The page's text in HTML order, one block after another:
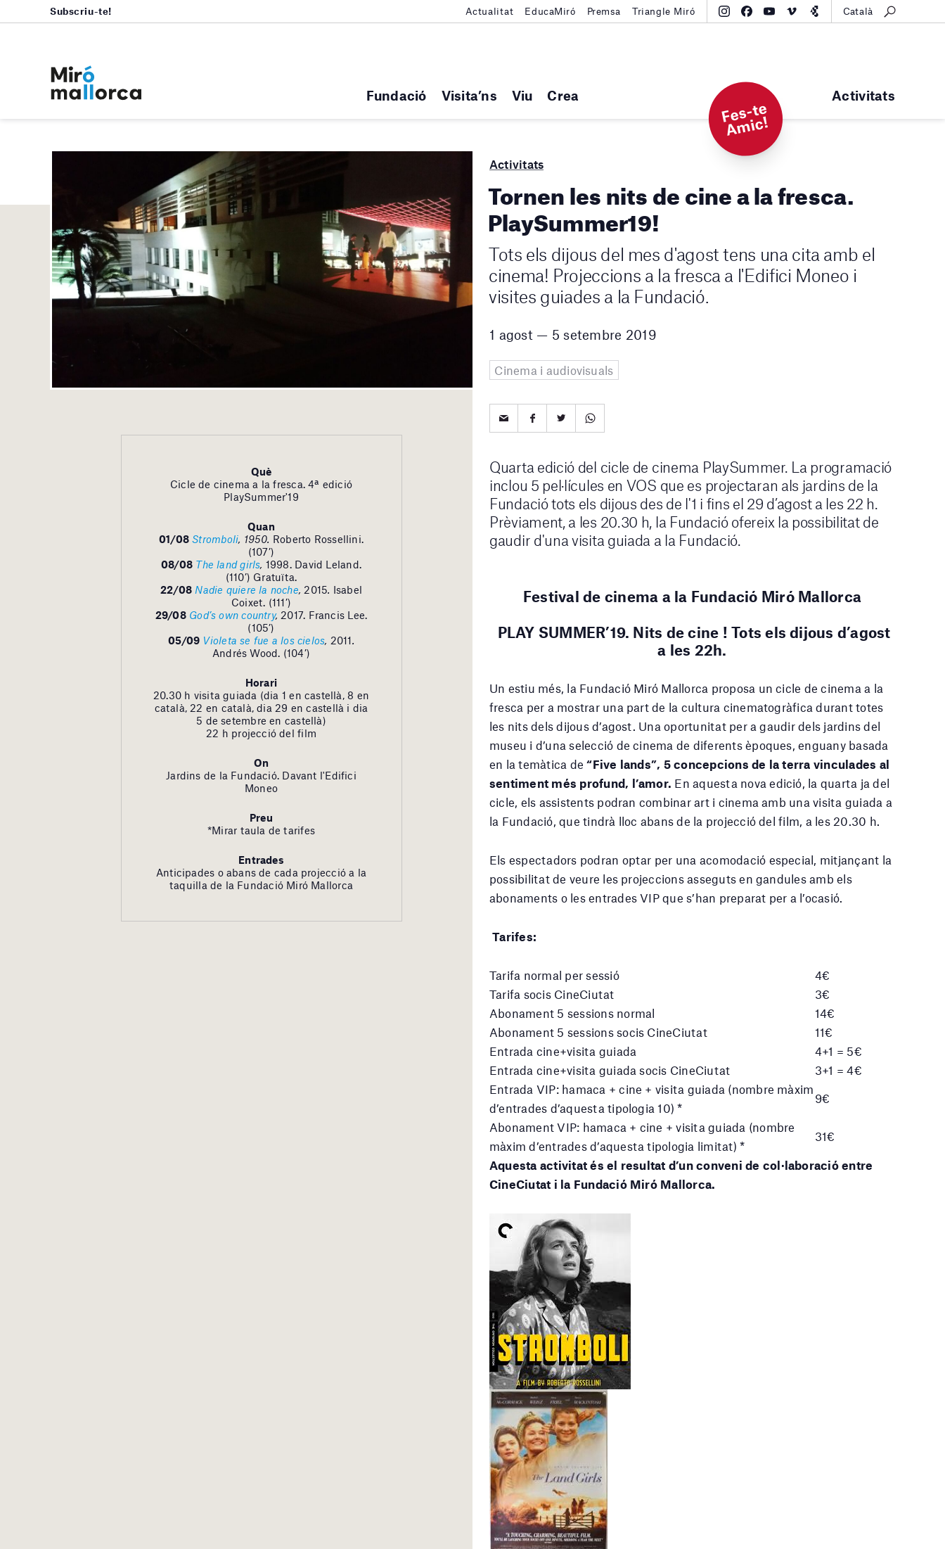
Fundació Visita’ns Viu Crea Activitats
Subscriu-te! Actualitat EducaMiró Premsa Triangle Miró Català
F
e
s-t
e
A
mi
c!
Què
Cicle de cinema a la fresca. 4ª edició
PlaySummer'19
Quan
01/08 Stromboli, 1950. Roberto Rossellini.
(107’)
08/08 The land girls, 1998. David Leland.
(110’) Gratuïta.
22/08 Nadie quiere la noche, 2015. Isabel
Coixet. (111’)
29/08 God’s own country, 2017. Francis Lee.
(105’)
05/09 Violeta se fue a los cielos, 2011.
Andrés Wood. (104’)
Horari
20.30 h visita guiada (dia 1 en castellà, 8 en
català, 22 en català, dia 29 en castellà i dia
5 de setembre en castellà)
22 h projecció del film
On
Jardins de la Fundació. Davant l'Edifici
Moneo
Preu
*Mirar taula de tarifes
Entrades
Anticipades o abans de cada projecció a la
taquilla de la Fundació Miró Mallorca
Activitats
Tornen les nits de cine a la fresca.
PlaySummer19!
Tots els dijous del mes d'agost tens una cita amb el
cinema! Projeccions a la fresca a l'Edifici Moneo i
visites guiades a la Fundació.
1 agost — 5 setembre 2019
Cinema i audiovisuals
Quarta edició del cicle de cinema PlaySummer. La programació
inclou 5 pel·lícules en VOS que es projectaran als jardins de la
Fundació tots els dijous des de l'1 i fins el 29 d’agost a les 22 h.
Prèviament, a les 20.30 h, la Fundació ofereix la possibilitat de
gaudir d'una visita guiada a la Fundació.
Festival de cinema a la Fundació Miró Mallorca
PLAY SUMMER’19. Nits de cine ! Tots els dijous d’agost
a les 22h.
Un estiu més, la Fundació Miró Mallorca proposa un cicle de cinema a la
fresca per a mostrar una part de la cultura cinematogràfica durant totes
les nits dels dijous d’agost. Una oportunitat per a gaudir dels jardins del
museu i d’una selecció de cinema de diferents èpoques, enguany basada
en la temàtica de“Five lands”, 5 concepcions de la terra vinculades al
sentiment més profund, l’amor. En aquesta nova edició, la quarta ja del
cicle, els assistents podran combinar art i cinema amb una visita guiada a
la Fundació, que tindrà lloc abans de la projecció del film, a les 20.30 h.
Els espectadors podran optar per una acomodació especial, mitjançant la
possibilitat de veure les projeccions asseguts en gandules amb els
abonaments o les entrades VIP que s’han preparat per a l’ocasió.
Tarifes:
Tarifa normal per sessió
4€
Tarifa socis CineCiutat
3€
Abonament 5 sessions normal
14€
Abonament 5 sessions socis CineCiutat
11€
Entrada cine+visita guiada
4+1 = 5€
Entrada cine+visita guiada socis CineCiutat
3+1 = 4€
Entrada VIP: hamaca + cine + visita guiada (nombre màxim
d’entrades d’aquesta tipologia 10) *
9€
Abonament VIP: hamaca + cine + visita guiada (nombre
màxim d’entrades d’aquesta tipologia limitat) *
31€
Aquesta activitat és el resultat d’un conveni de col·laboració entre
CineCiutat i la Fundació Miró Mallorca.